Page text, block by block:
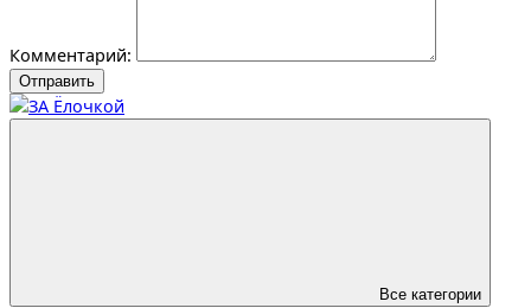
Комментарий:
Отправить
Все категории